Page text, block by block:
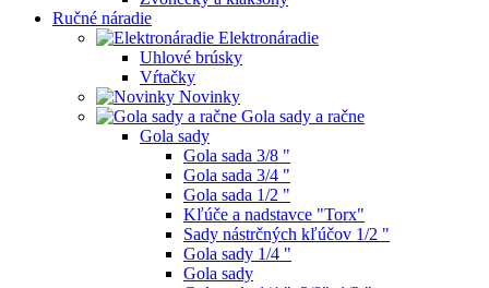
Ručné náradie
Elektronáradie
Uhlové brúsky
Vŕtačky
Novinky
Gola sady a račne
Gola sady
Gola sada 3/8 "
Gola sada 3/4 "
Gola sada 1/2 "
Kľúče a nadstavce "Torx"
Sady nástrčných kľúčov 1/2 "
Gola sady 1/4 "
Gola sady